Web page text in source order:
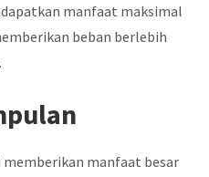
manfaat maksimal
beban berlebih
manfaat besar